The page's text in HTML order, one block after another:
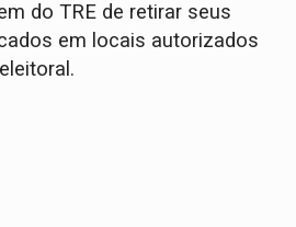
do TRE de retirar seus
em locais autorizados